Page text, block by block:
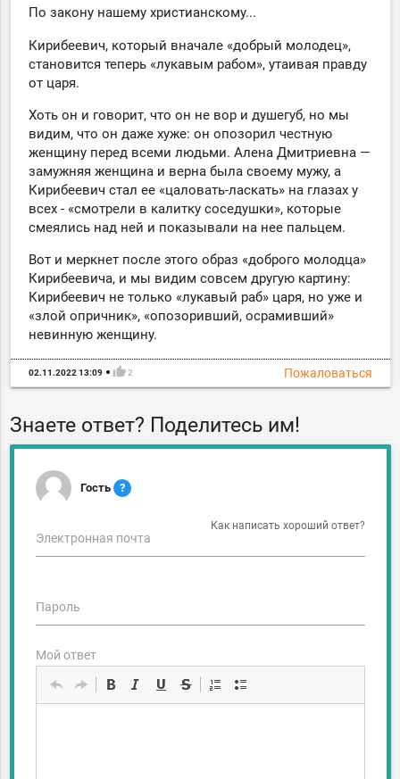
По закону нашему христианскому...
Кирибеевич, который вначале «добрый молодец»,
становится теперь «лукавым рабом», утаивая правду
от царя.
Хоть он и говорит, что он не вор и душегуб, но мы
видим, что он даже хуже: он опозорил честную
женщину перед всеми людьми. Алена Дмитриевна —
замужняя женщина и верна была своему мужу, а
Кирибеевич стал ее «цаловать-ласкать» на глазах у
всех - «смотрели в калитку соседушки», которые
смеялись над ней и показывали на нее пальцем.
Вот и меркнет после этого образ «доброго молодца»
Кирибеевича, и мы видим совсем другую картину:
Кирибеевич не только «лукавый раб» царя, но уже и
«злой опричник», «опозоривший, осрамивший»
невинную женщину.
Пожаловаться
02.11.2022 13:09 thumb_up 2
Знаете ответ? Поделитесь им!
Гость ?
Как написать хороший ответ?
Электронная почта
Пароль
Мой ответ